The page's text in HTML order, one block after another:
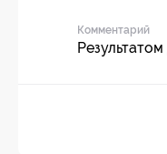
Комментарий